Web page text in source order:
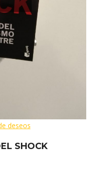
deseos
SHOCK